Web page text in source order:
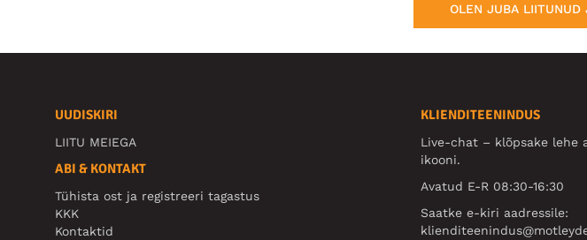
OLEN JUBA LIITUNUD
UUDISKIRI
LIITU MEIEGA
ABI & KONTAKT
Tühista ost ja registreeri tagastus
KKK
Kontaktid
KLIENDITEENINDUS
Live-chat – klõpsake lehe
ikooni.
Avatud E-R 08:30-16:30
Saatke e-kiri aadressile: